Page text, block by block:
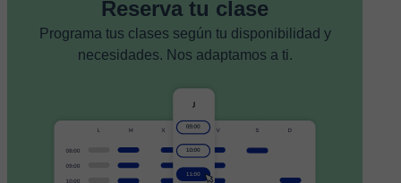
Reserva tu clase
Programa tus clases según tu disponibilidad y
necesidades. Nos adaptamos a ti.